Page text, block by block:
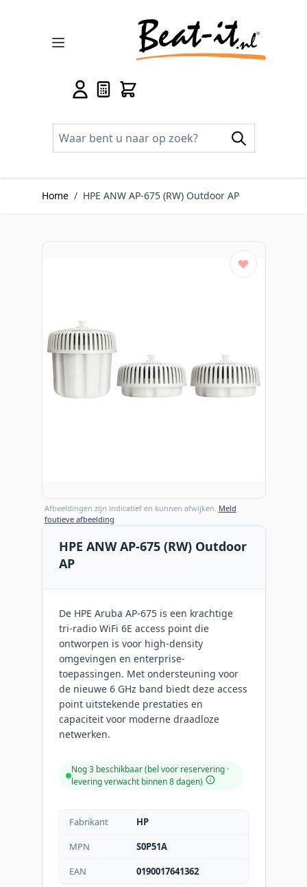
Home / HPE ANW AP-675 (RW) Outdoor AP
Afbeeldingen zijn indicatief en kunnen afwijken. Meld
foutieve afbeelding
HPE ANW AP-675 (RW) Outdoor
AP
De HPE Aruba AP-675 is een krachtige
tri-radio WiFi 6E access point die
ontworpen is voor high-density
omgevingen en enterprise-
toepassingen. Met ondersteuning voor
de nieuwe 6 GHz band biedt deze access
point uitstekende prestaties en
capaciteit voor moderne draadloze
netwerken.
Nog 3 beschikbaar (bel voor reservering ·
levering verwacht binnen 8 dagen)
Fabrikant
HP
MPN
S0P51A
EAN
0190017641362